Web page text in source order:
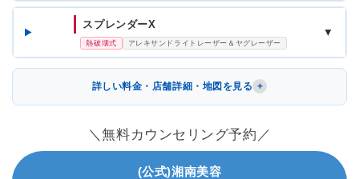
スプレンダーX
熱破壊式 アレキサンドライトレーザー＆ヤグレーザー
▼
詳しい料金・店舗詳細・地図を見る
＼無料カウンセリング予約／
(公式)湘南美容